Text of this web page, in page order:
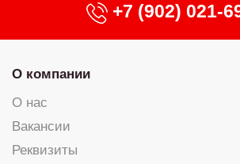
+7 (902) 021-
О компании
О нас
Вакансии
Реквизиты